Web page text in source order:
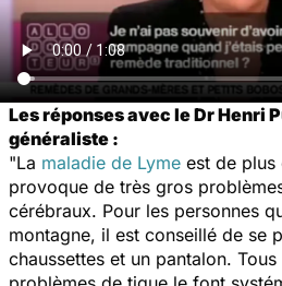
Les réponses avec le Dr Henri
généraliste :
"La maladie de Lyme est de plus
provoque de très gros
cérébraux. Pour les personnes
montagne, il est conseillé de se
chaussettes et un pantalon.